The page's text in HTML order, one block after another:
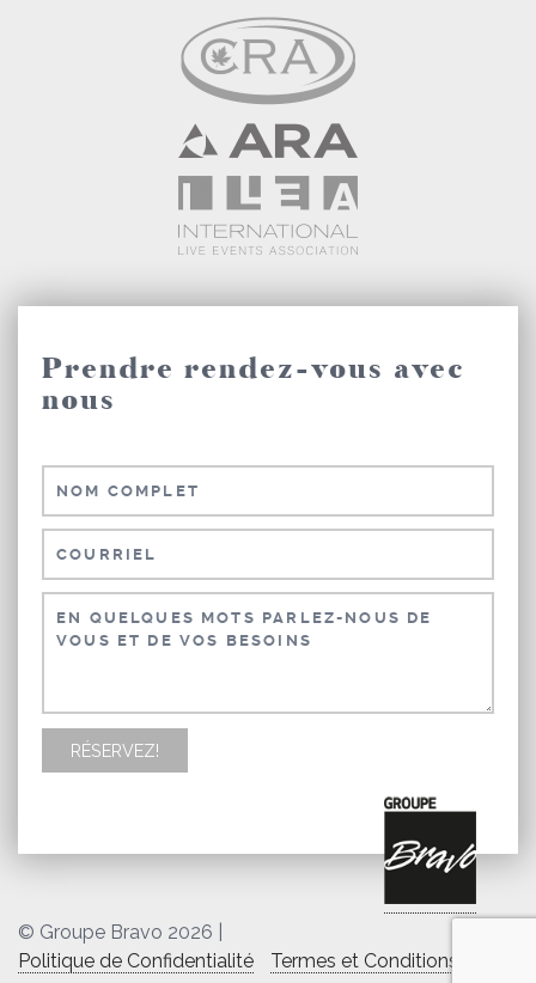
Prendre rendez-vous avec
nous
© Groupe Bravo 2026
Politique de Confidentialité
Termes et Conditions